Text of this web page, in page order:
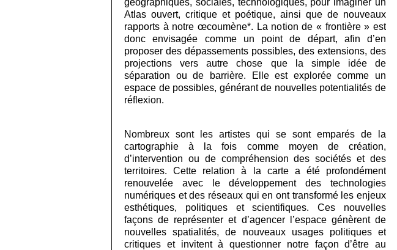
géographiques, sociales, technologiques, pour imaginer un
Atlas ouvert, critique et poétique, ainsi que de nouveaux
rapports à notre œcoumène*. La notion de « frontière » est
donc envisagée comme un point de départ, afin d’en
proposer des dépassements possibles, des extensions, des
projections vers autre chose que la simple idée de
séparation ou de barrière. Elle est explorée comme un
espace de possibles, générant de nouvelles potentialités de
réflexion.
Nombreux sont les artistes qui se sont emparés de la
cartographie à la fois comme moyen de création,
d’intervention ou de compréhension des sociétés et des
territoires. Cette relation à la carte a été profondément
renouvelée avec le développement des technologies
numériques et des réseaux qui en ont transformé les enjeux
esthétiques, politiques et scientifiques. Ces nouvelles
façons de représenter et d’agencer l’espace génèrent de
nouvelles spatialités, de nouveaux usages politiques et
critiques et invitent à questionner notre façon d’être au